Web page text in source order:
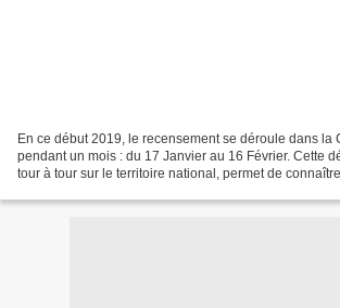
En ce début 2019, le recensement se déroule dans la
pendant un mois : du 17 Janvier au 16 Février. Cette
tour à tour sur le territoire national, permet de